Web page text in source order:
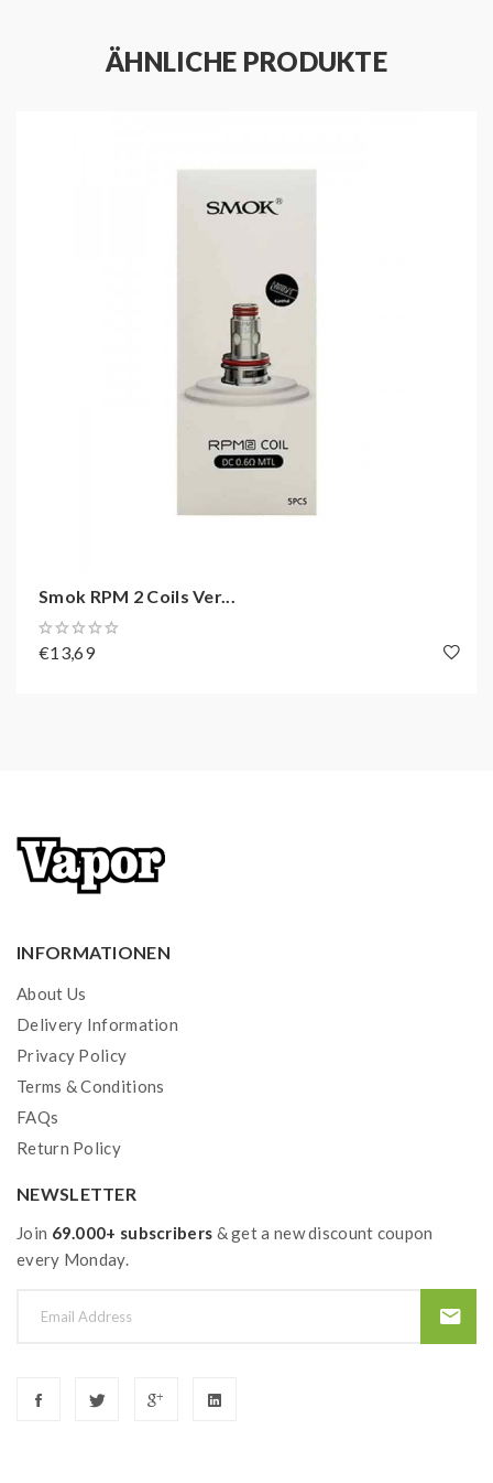
ÄHNLICHE PRODUKTE
Smok RPM 2 Coils Ver...
€13,69
INFORMATIONEN
About Us
Delivery Information
Privacy Policy
Terms & Conditions
FAQs
Return Policy
NEWSLETTER
Join 69.000+ subscribers & get a new discount coupon
every Monday.